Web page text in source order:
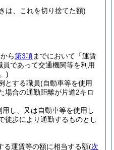
は、これを切り捨てた額)
ら第3項までにおいて「運賃
であって交通機関等を利用
)
とする職員(自動車等を使用
場合の通勤距離が片道2キロ
し、又は自動車等を使用し
徒歩により通勤するものとし
運賃等の額に相当する額(次